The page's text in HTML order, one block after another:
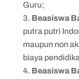
Guru;
Beasiswa
putra putri
maupun non
biaya
Beasiswa